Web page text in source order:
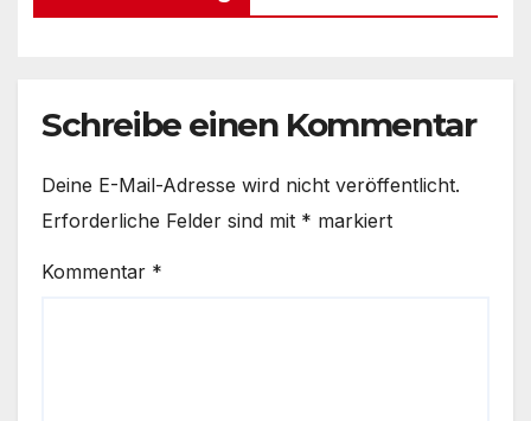
Schreibe einen Kommentar
Deine E-Mail-Adresse wird nicht veröffentlicht.
Erforderliche Felder sind mit * markiert
Kommentar *